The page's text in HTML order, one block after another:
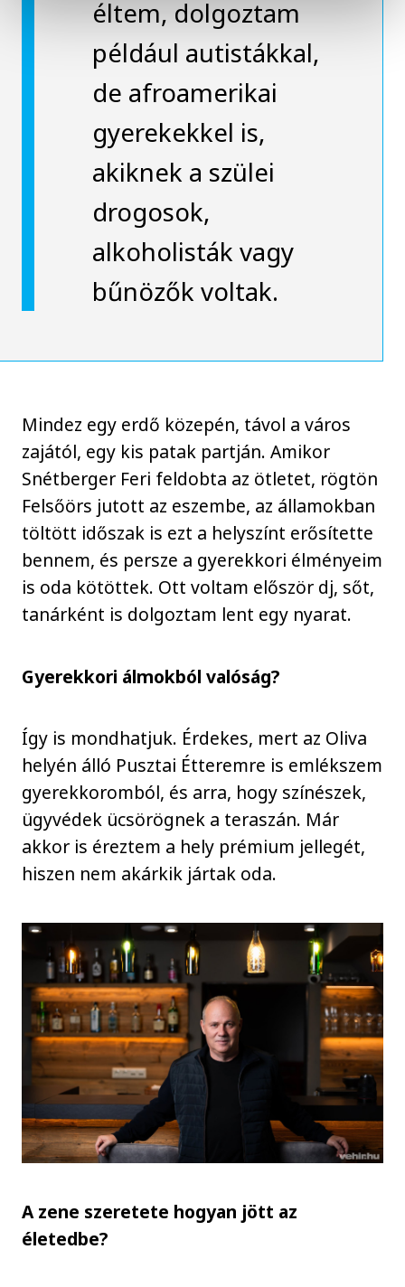
éltem, dolgoztam
például autistákkal,
de afroamerikai
gyerekekkel is,
akiknek a szülei
drogosok,
alkoholisták vagy
bűnözők voltak.
Mindez egy erdő közepén, távol a város
zajától, egy kis patak partján. Amikor
Snétberger Feri feldobta az ötletet, rögtön
Felsőörs jutott az eszembe, az államokban
töltött időszak is ezt a helyszínt erősítette
bennem, és persze a gyerekkori élményeim
is oda kötöttek. Ott voltam először dj, sőt,
tanárként is dolgoztam lent egy nyarat.
Gyerekkori álmokból valóság?
Így is mondhatjuk. Érdekes, mert az Oliva
helyén álló Pusztai Étteremre is emlékszem
gyerekkoromból, és arra, hogy színészek,
ügyvédek ücsörögnek a teraszán. Már
akkor is éreztem a hely prémium jellegét,
hiszen nem akárkik jártak oda.
A zene szeretete hogyan jött az
életedbe?